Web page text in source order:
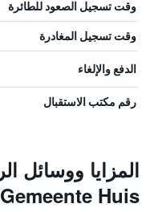
وقت تسجيل الصعود للطائرة
وقت تسجيل المغادرة
الدفع والإلغاء
رقم مكتب الاستقبال
Gemeente Huis